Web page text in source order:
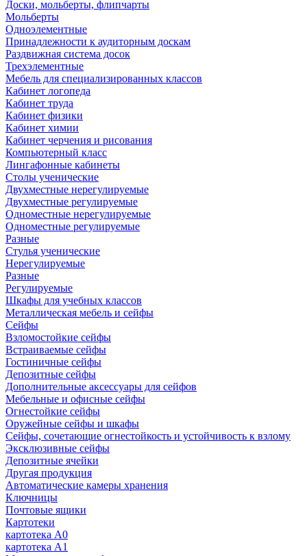
Доски, мольберты, флипчарты
Мольберты
Одноэлементные
Принадлежности к аудиторным доскам
Раздвижная система досок
Трехэлементные
Мебель для специализированных классов
Кабинет логопеда
Кабинет труда
Кабинет физики
Кабинет химии
Кабинет черчения и рисования
Компьютерный класс
Лингафонные кабинеты
Столы ученические
Двухместные нерегулируемые
Двухместные регулируемые
Одноместные нерегулируемые
Одноместные регулируемые
Разные
Стулья ученические
Нерегулируемые
Разные
Регулируемые
Шкафы для учебных классов
Металлическая мебель и сейфы
Сейфы
Взломостойкие сейфы
Встраиваемые сейфы
Гостиничные сейфы
Депозитные сейфы
Дополнительные аксессуары для сейфов
Мебельные и офисные сейфы
Огнестойкие сейфы
Оружейные сейфы и шкафы
Сейфы, сочетающие огнестойкость и устойчивость к взлому
Эксклюзивные сейфы
Депозитные ячейки
Другая продукция
Автоматические камеры хранения
Ключницы
Почтовые ящики
Картотеки
картотека А0
картотека А1